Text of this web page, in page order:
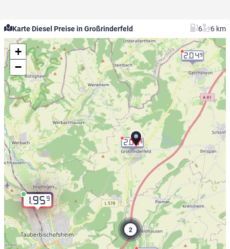
Karte Diesel Preise in Großrinderfeld 6 6 km
1.959
2
2.059
2.049
+
−